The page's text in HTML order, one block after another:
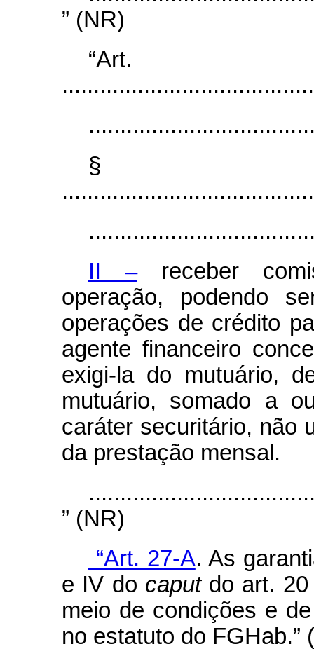
” (NR)
§
II –receber
operação, podendo
operações de crédito
agente financeiro
exigi-la do mutuário,
mutuário, somado a
caráter securitário, não
da prestação mensal.
” (NR)
“Art. 27-A. As
e IV do caputdo art. 20
meio de condições e
no estatuto do FGHab.”